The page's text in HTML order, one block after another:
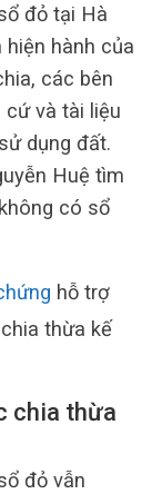
đỏ tại Hà
hành của
các bên
cứ và tài liệu
dụng đất.
Huệ tìm
có sổ
hỗ trợ
thừa kế
chia thừa
đỏ vẫn